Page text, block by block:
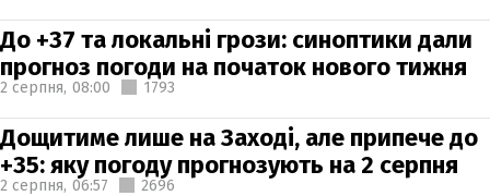
До +37 та локальні грози: синоптики дали
прогноз погоди на початок нового тижня
2 серпня, 08:00 1793
Дощитиме лише на Заході, але припече до
+35: яку погоду прогнозують на 2 серпня
2 серпня, 06:57 2696